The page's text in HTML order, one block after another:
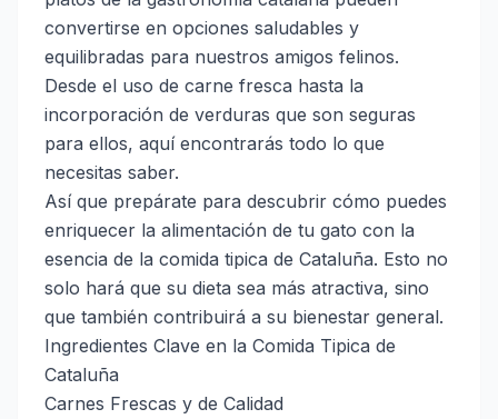
convertirse en opciones saludables y
equilibradas para nuestros amigos felinos.
Desde el uso de carne fresca hasta la
incorporación de verduras que son seguras
para ellos, aquí encontrarás todo lo que
necesitas saber.
Así que prepárate para descubrir cómo puedes
enriquecer la alimentación de tu gato con la
esencia de la comida tipica de Cataluña. Esto no
solo hará que su dieta sea más atractiva, sino
que también contribuirá a su bienestar general.
Ingredientes Clave en la Comida Tipica de
Cataluña
Carnes Frescas y de Calidad